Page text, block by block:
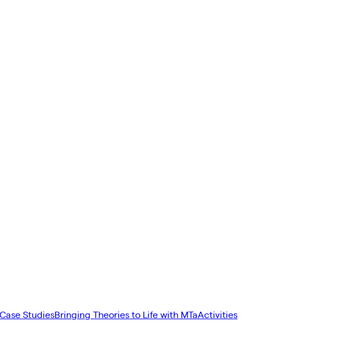
Case StudiesBringing Theories to Life with MTaActivities